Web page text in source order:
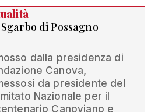
di Possagno
dalla presidenza di
Canova,
da presidente del
Nazionale per il
Canoviano e